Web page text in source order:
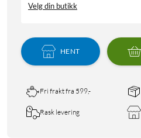
Velg din butikk
HENT
Fri frakt fra 599,-
Rask levering